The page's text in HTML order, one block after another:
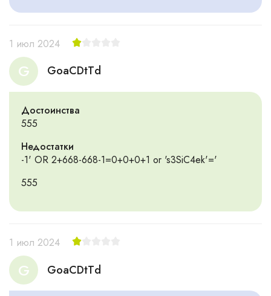
G GoaCDtTd
1 июл 2024
Достоинства
555
Недостатки
-1' OR 2+668-668-1=0+0+0+1 or 's3SiC4ek'='
555
G GoaCDtTd
1 июл 2024